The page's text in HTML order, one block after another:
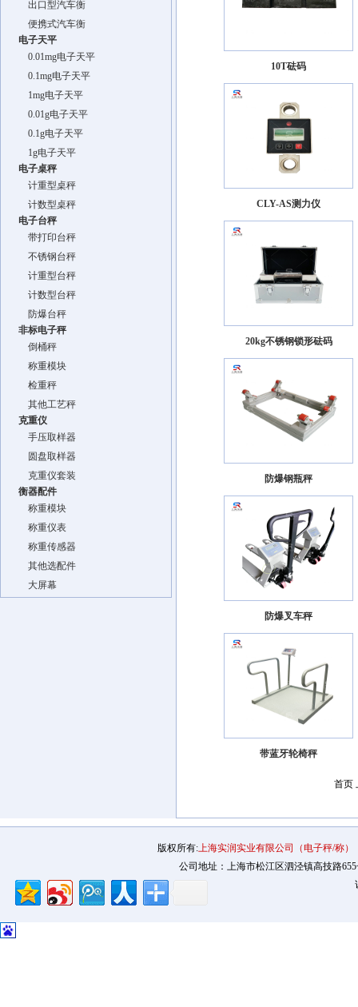
出口型汽车衡
便携式汽车衡
电子天平
0.01mg电子天平
0.1mg电子天平
1mg电子天平
0.01g电子天平
0.1g电子天平
1g电子天平
电子桌秤
计重型桌秤
计数型桌秤
电子台秤
带打印台秤
不锈钢台秤
计重型台秤
计数型台秤
防爆台秤
非标电子秤
倒桶秤
称重模块
检重秤
其他工艺秤
克重仪
手压取样器
圆盘取样器
克重仪套装
衡器配件
称重模块
称重仪表
称重传感器
其他选配件
大屏幕
10T砝码
CLY-AS测力仪
20kg不锈钢锁形砝码
防爆钢瓶秤
防爆叉车秤
带蓝牙轮椅秤
首页
版权所有:上海实润实业有限公司（电子秤/称）
公司地址：上海市松江区泗泾镇高技路655